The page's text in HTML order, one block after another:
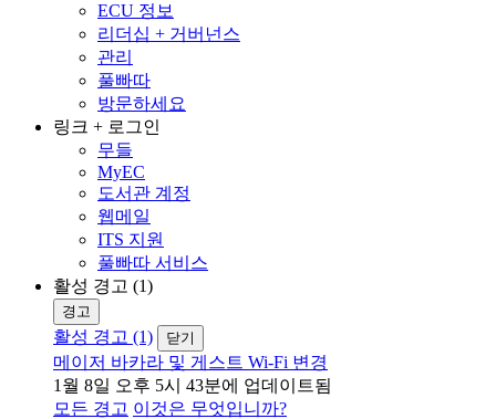
ECU 정보
리더십 + 거버넌스
관리
풀빠따
방문하세요
링크 + 로그인
무들
MyEC
도서관 계정
웹메일
ITS 지원
풀빠따 서비스
활성 경고 (1)
경고
활성 경고 (1) 닫기
메이저 바카라 및 게스트 Wi-Fi 변경
1월 8일 오후 5시 43분에 업데이트됨
모든 경고 이것은 무엇입니까?